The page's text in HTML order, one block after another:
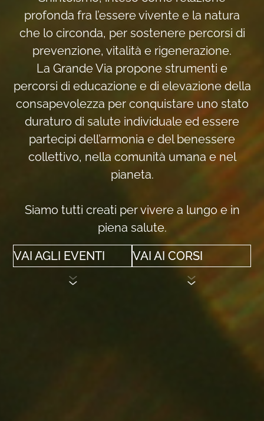
profonda fra l’essere vivente e la natura
che lo circonda, per sostenere percorsi di
prevenzione, vitalità e rigenerazione.
La Grande Via propone strumenti e
percorsi di educazione e di elevazione della
consapevolezza per conquistare uno stato
duraturo di salute individuale ed essere
partecipi dell’armonia e del benessere
collettivo, nella comunità umana e nel
pianeta.
Siamo tutti creati per vivere a lungo e in
piena salute.
VAI AGLI EVENTI
VAI AI CORSI